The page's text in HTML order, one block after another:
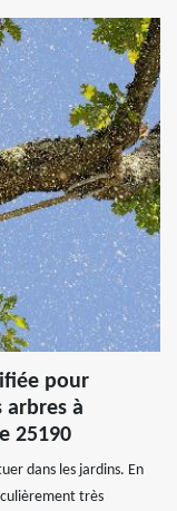
pour
arbres à
25190
dans les jardins. En
très